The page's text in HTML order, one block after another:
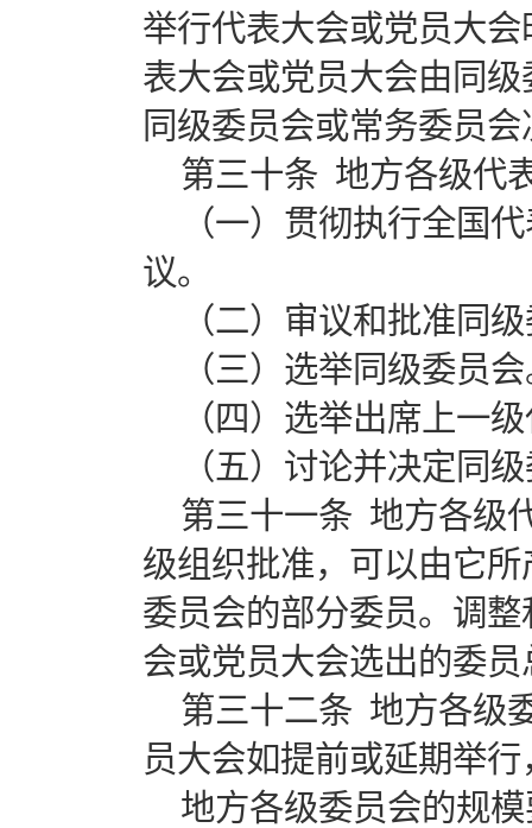
举行代表大会或党员大
表大会或党员大会由同
同级委员会或常务委员
第三十条 地方各级代
（一）贯彻执行全国
议。
（二）审议和批准同
（三）选举同级委员
（四）选举出席上一
（五）讨论并决定同
第三十一条 地方各级
级组织批准，可以由它
委员会的部分委员。调
会或党员大会选出的委
第三十二条 地方各级
员大会如提前或延期举
地方各级委员会的规